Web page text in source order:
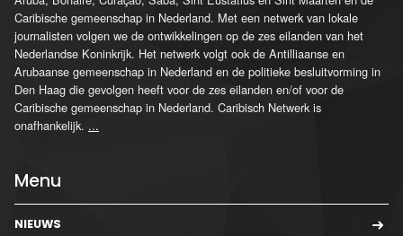
Caribische gemeenschap in Nederland. Met een netwerk van lokale
journalisten volgen we de ontwikkelingen op de zes eilanden van het
Nederlandse Koninkrijk. Het netwerk volgt ook de Antilliaanse en
Arubaanse gemeenschap in Nederland en de politieke besluitvorming in
Den Haag die gevolgen heeft voor de zes eilanden en/of voor de
Caribische gemeenschap in Nederland. Caribisch Netwerk is
onafhankelijk. ...
Menu
NIEUWS